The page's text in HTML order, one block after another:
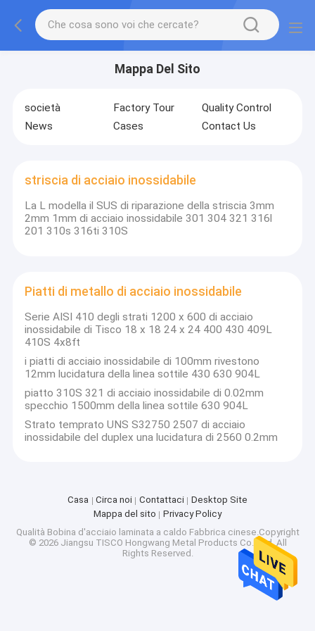
Mappa Del Sito
società Factory Tour
Quality Control
News
Cases Contact Us
striscia di acciaio inossidabile
La L modella il SUS di riparazione della striscia 3mm
2mm 1mm di acciaio inossidabile 301 304 321 316l
201 310s 316ti 310S
Piatti di metallo di acciaio inossidabile
Serie AISI 410 degli strati 1200 x 600 di acciaio
inossidabile di Tisco 18 x 18 24 x 24 400 430 409L
410S 4x8ft
i piatti di acciaio inossidabile di 100mm rivestono
12mm lucidatura della linea sottile 430 630 904L
piatto 310S 321 di acciaio inossidabile di 0.02mm
specchio 1500mm della linea sottile 630 904L
Strato temprato UNS S32750 2507 di acciaio
inossidabile del duplex una lucidatura di 2560 0.2mm
Casa Circa noi Contattaci
Desktop Site
Mappa del sito
Privacy Policy
Qualità Bobina d'acciaio laminata a caldo Fabbrica cinese.Copyright
© 2026 Jiangsu TISCO Hongwang Metal Products Co., Ltd. All
Rights Reserved.